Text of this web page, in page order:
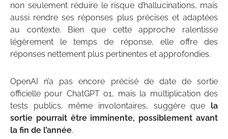
non seulement réduire le risque d’hallucinations, mais
aussi rendre ses réponses plus précises et adaptées
au contexte. Bien que cette approche ralentisse
légèrement le temps de réponse, elle offre des
réponses nettement plus pertinentes et approfondies.
OpenAI n’a pas encore précisé de date de sortie
officielle pour ChatGPT o1, mais la multiplication des
tests publics, même involontaires, suggère que la
sortie pourrait être imminente, possiblement avant
la fin de l’année.